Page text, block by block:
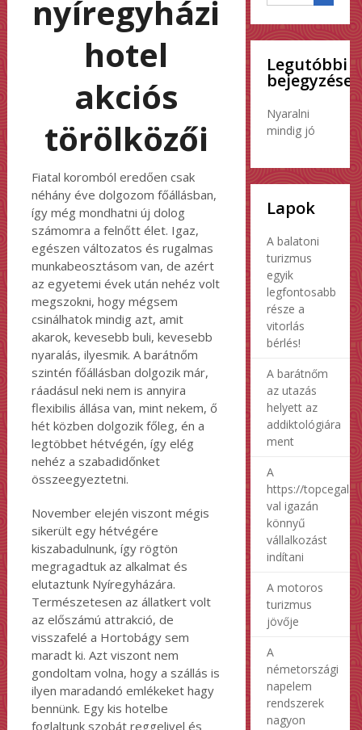
nyíregyházi
hotel
akciós
törölközői
Fiatal koromból eredően csak
néhány éve dolgozom főállásban,
így még mondhatni új dolog
számomra a felnőtt élet. Igaz,
egészen változatos és rugalmas
munkabeosztásom van, de azért
az egyetemi évek után nehéz volt
megszokni, hogy mégsem
csinálhatok mindig azt, amit
akarok, kevesebb buli, kevesebb
nyaralás, ilyesmik. A barátnőm
szintén főállásban dolgozik már,
ráadásul neki nem is annyira
flexibilis állása van, mint nekem, ő
hét közben dolgozik főleg, én a
legtöbbet hétvégén, így elég
nehéz a szabadidőnket
összeegyeztetni.
November elején viszont mégis
sikerült egy hétvégére
kiszabadulnunk, így rögtön
megragadtuk az alkalmat és
elutaztunk Nyíregyházára.
Természetesen az állatkert volt
az előszámú attrakció, de
visszafelé a Hortobágy sem
maradt ki. Azt viszont nem
gondoltam volna, hogy a szállás is
ilyen maradandó emlékeket hagy
bennünk. Egy kis hotelbe
foglaltunk szobát reggelivel és
Legutóbbi
bejegyzések
Nyaralni
mindig jó
Lapok
A balatoni
turizmus
egyik
legfontosabb
része a
vitorlás
bérlés!
A barátnőm
az utazás
helyett az
addiktológiára
ment
A
https://
val igazán
könnyű
vállalkozást
indítani
A motoros
turizmus
jövője
A
németországi
napelem
rendszerek
nagyon